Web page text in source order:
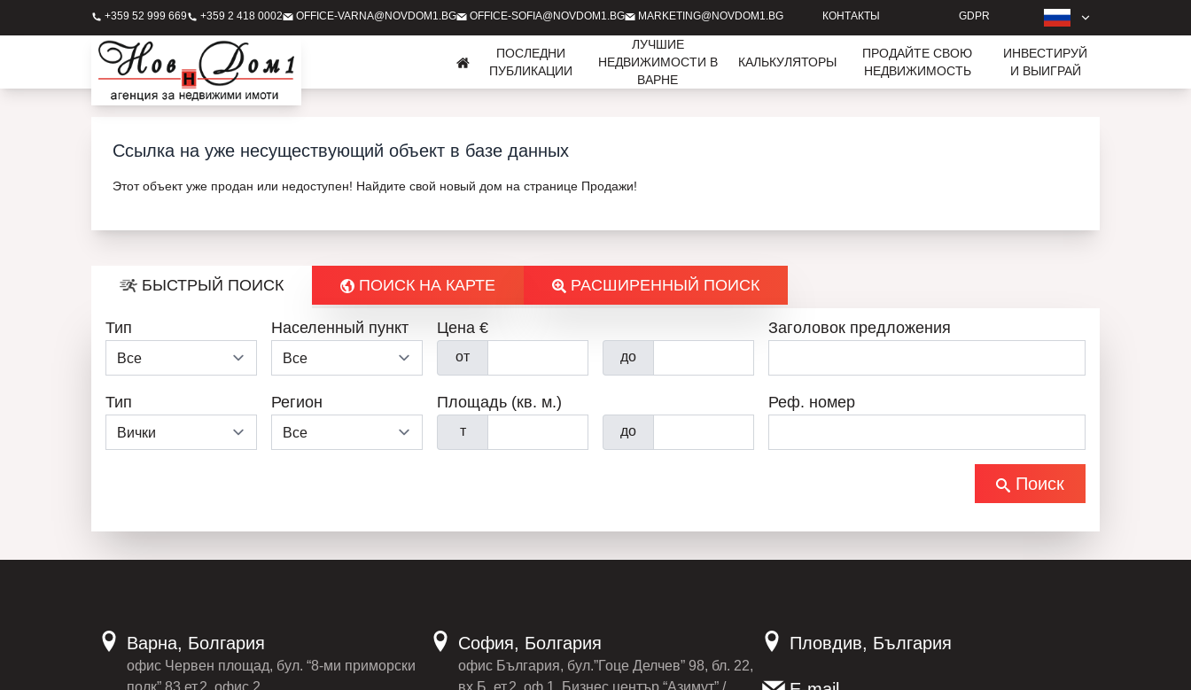
+359 52 999 669 +359 2 418 0002 OFFICE-VARNA@NOVDOM1.BG OFFICE-SOFIA@NOVDOM1.BG MARKETING@NOVDOM1.BG КОНТАКТЫ GDPR
ПОСЛЕДНИ
ПУБЛИКАЦИИ
ЛУЧШИЕ
НЕДВИЖИМОСТИ В
ВАРНЕ
КАЛЬКУЛЯТОРЫ
ПРОДАЙТЕ СВОЮ
НЕДВИЖИМОСТЬ
ИНВЕСТИРУЙ
И ВЫИГРАЙ
Ссылка на уже несуществующий объект в базе данных
Этот объект уже продан или недоступен! Найдите свой новый дом на странице Продажи!
БЫСТРЫЙ ПОИСК ПОИСК НА КАРТЕ РАСШИРЕННЫЙ ПОИСК
Тип Населенный пункт
Тип Регион
Цена €
от до
Площадь (кв. м.)
т до
Заголовок предложения
Реф. номер
Поиск
Варна, Болгария
офис Червен площад, бул. “8-ми приморски
полк” 83 ет.2, офис 2
София, Болгария
офис България, бул.”Гоце Делчев” 98, бл. 22,
вх.Б, ет.2, оф.1, Бизнес център “Азимут” /
Пловдив, България